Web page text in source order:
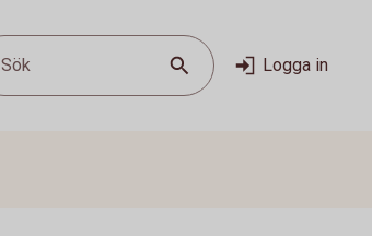
Sök Logga in